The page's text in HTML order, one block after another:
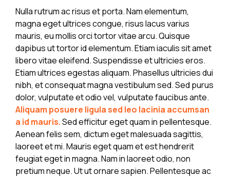
Nulla rutrum ac risus et porta. Nam elementum,
magna eget ultrices congue, risus lacus varius
mauris, eu mollis orci tortor vitae arcu. Quisque
dapibus ut tortor id elementum. Etiam iaculis sit amet
libero vitae eleifend. Suspendisse et ultricies eros.
Etiam ultrices egestas aliquam. Phasellus ultricies dui
nibh, et consequat magna vestibulum sed. Sed purus
dolor, vulputate et odio vel, vulputate faucibus ante.
Aliquam posuere ligula sed leo lacinia accumsan
a id mauris.Sed efficitur eget quam in pellentesque.
Aenean felis sem, dictum eget malesuada sagittis,
laoreet et mi. Mauris eget quam et est hendrerit
feugiat eget in magna. Nam in laoreet odio, non
pretium neque. Ut ut ornare sapien. Pellentesque ac